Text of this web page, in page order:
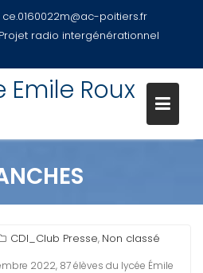
ce.0160022m@ac-poitiers.fr
Projet radio intergénérationnel
Roux
CDI_Club Presse, Non classé
2022, 87 élèves du lycée Émile